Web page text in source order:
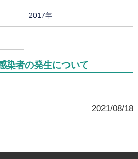
2017年
染者の発生について
2021/08/18